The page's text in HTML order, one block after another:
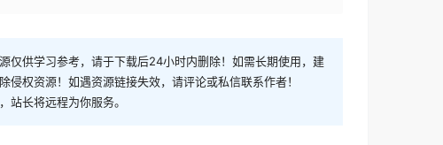
仅供学习参考，请于下载后24小时内删除！如需长期使用，建
权资源！如遇资源链接失效，请评论或私信联系作者！
站长将远程为你服务。